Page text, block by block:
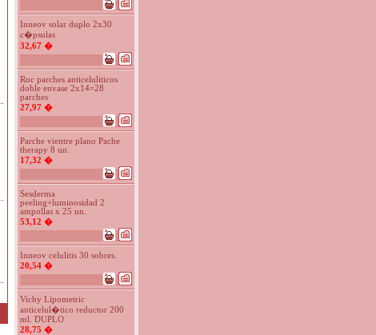
Inneov solar duplo 2x30
c�psulas
32,67 �
Roc parches anticeluliticos
doble envase 2x14=28
parches
27,97 �
Parche vientre plano Pache
therapy 8 un.
17,32 �
Sesderma
peeling+luminosidad 2
ampollas x 25 un.
53,12 �
Inneov celulitis 30 sobres.
20,54 �
Vichy Lipometric
anticelul�tico reductor 200
ml. DUPLO
28,75 �